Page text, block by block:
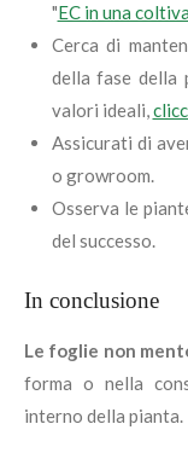
"EC in una
Cerca di
della fase della
valori ideali,
Assicurati di
o growroom.
Osserva le
del successo.
In conclusione
Le foglie non
forma o nella
interno della pianta.